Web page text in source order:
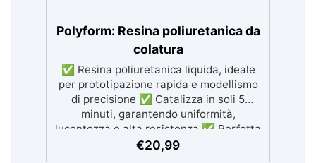
Polyform: Resina poliuretanica da
colatura
✅ Resina poliuretanica liquida, ideale
per prototipazione rapida e modellismo
di precisione ✅ Catalizza in soli 5
minuti, garantendo uniformità,
lucentezza e alta resistenza ✅ Perfetta
per stampi in silicone, colate, modellismo
€20,99